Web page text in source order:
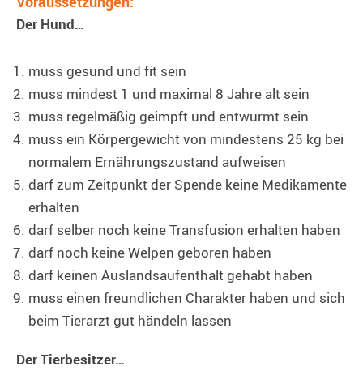
Der Hund…
muss gesund und fit sein
muss mindest 1 und maximal 8 Jahre alt sein
muss regelmäßig geimpft und entwurmt sein
muss ein Körpergewicht von mindestens 25 kg bei
normalem Ernährungszustand aufweisen
darf zum Zeitpunkt der Spende keine Medikamente
erhalten
darf selber noch keine Transfusion erhalten haben
darf noch keine Welpen geboren haben
darf keinen Auslandsaufenthalt gehabt haben
muss einen freundlichen Charakter haben und sich
beim Tierarzt gut händeln lassen
Der Tierbesitzer…